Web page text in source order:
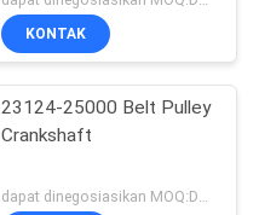
KONTAK
23124-25000 Belt Pulley
Crankshaft